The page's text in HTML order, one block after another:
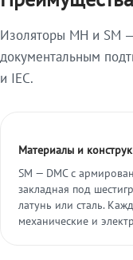
Изоляторы МН и SM
документальным
и IEC.
Материалы и
SM — DMC с
закладная под
латунь или сталь.
механические и